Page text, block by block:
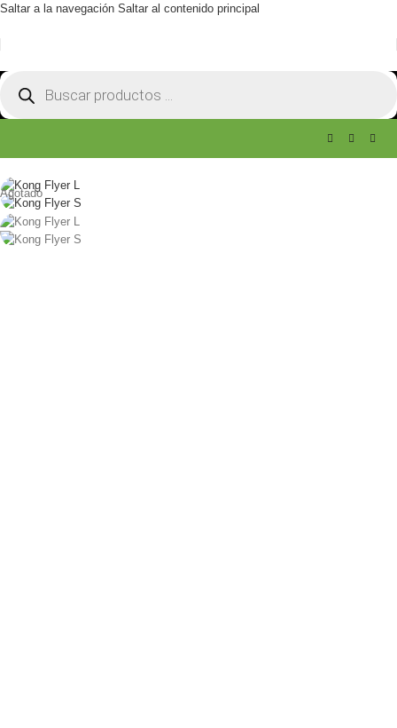
Saltar a la navegación Saltar al contenido principal
Agotado